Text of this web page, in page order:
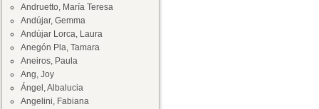
Andruetto, María Teresa
Andújar, Gemma
Andújar Lorca, Laura
Anegón Pla, Tamara
Aneiros, Paula
Ang, Joy
Ángel, Albalucia
Angelini, Fabiana